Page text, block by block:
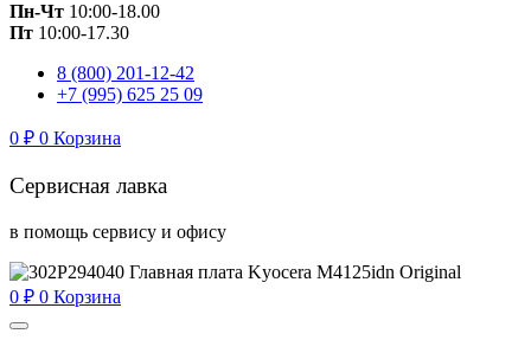
Пн-Чт 10:00-18.00
Пт 10:00-17.30
8 (800) 201-12-42
+7 (995) 625 25 09
0 ₽ 0 Корзина
Сервисная лавка
в помощь сервису и офису
0 ₽ 0 Корзина